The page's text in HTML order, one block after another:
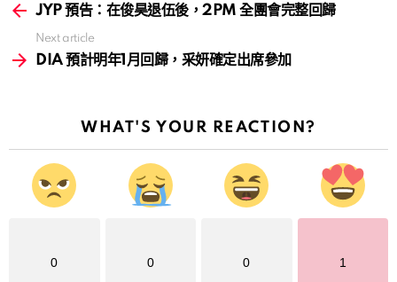
moreJYP 預告：在俊昊退伍後，2PM 全團會完整回歸
Next article
DIA 預計明年1月回歸，采妍確定出席參加
WHAT'S YOUR REACTION?
0 0 0 1